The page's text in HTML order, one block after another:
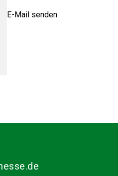
E-Mail senden